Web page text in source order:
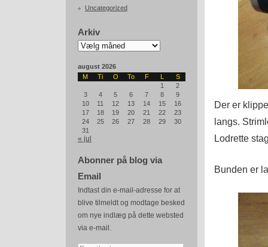
Uncategorized
Arkiv
Arkiv
august 2026
M
Ti O To F L
S
1
2
3
4 5 6 7 8
9
10
11 12 13 14 15
16
17
18 19 20 21 22
23
24
25 26 27 28 29
30
31
« jul
Abonner på blog via
Email
Indtast din e-mail-adresse for at
blive tilmeldt og modtage besked
om nye indlæg på dette websted
via e-mail.
Der er
langs.
Lodrette
Bunden er